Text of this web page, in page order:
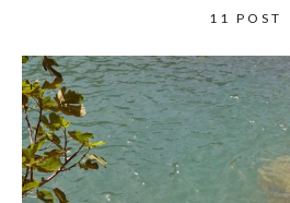
11 POST